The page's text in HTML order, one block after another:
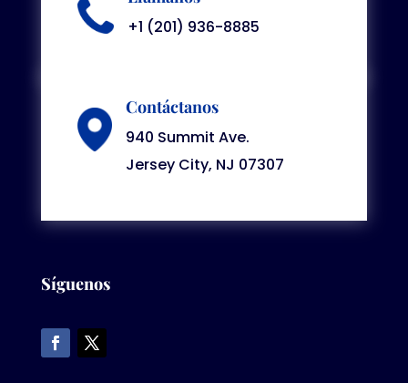
+1 (201) 936-8885
Contáctanos
940 Summit Ave.
Jersey City, NJ 07307
Síguenos